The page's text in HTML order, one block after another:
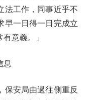
法工作，同事近乎不
早一日得一日完成立
意義。」
息
安局由過往側重反